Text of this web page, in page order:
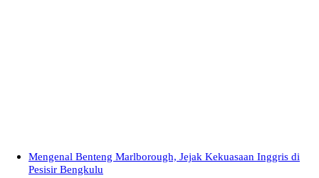
Mengenal Benteng Marlborough, Jejak Kekuasaan Inggris di
Pesisir Bengkulu